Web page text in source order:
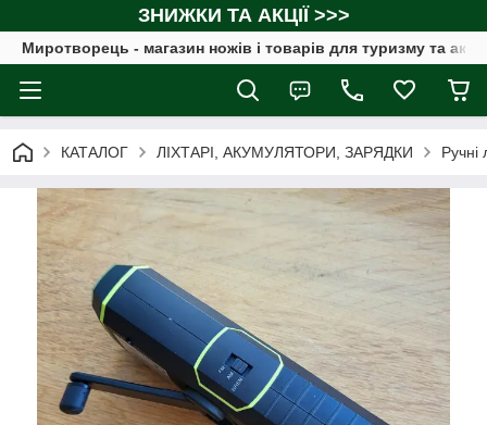
ЗНИЖКИ ТА АКЦІЇ >>>
Миротворець - магазин ножів і товарів для туризму та
КАТАЛОГ ЛІХТАРІ, АКУМУЛЯТОРИ, ЗАРЯДКИ Ручні